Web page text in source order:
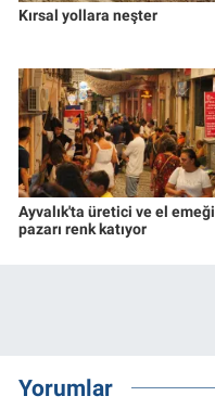
Kırsal yollara neşter
Ayvalık'ta üretici ve el emeği
pazarı renk katıyor
Yorumlar